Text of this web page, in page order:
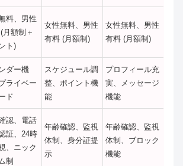
料、男性
月額制＋
ト)
女性無料、男性
有料 (月額制)
女性無料、男性
有料 (月額制)
ダー機
ライベー
ド
スケジュール調
整、ポイント機
能
プロフィール充
実、メッセージ
機能
認、電話
証、24時
、ニック
制
年齢確認、監視
体制、身分証提
示
年齢確認、監視
体制、ブロック
機能